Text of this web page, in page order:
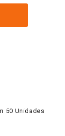
50 Unidades